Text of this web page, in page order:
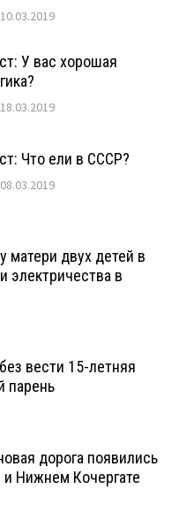
10.03.2019
У вас хорошая
18.03.2019
Что ели в СССР?
08.03.2019
матери двух детей в
электричества в
вести 15-летняя
парень
дорога появились
Нижнем Кочергате